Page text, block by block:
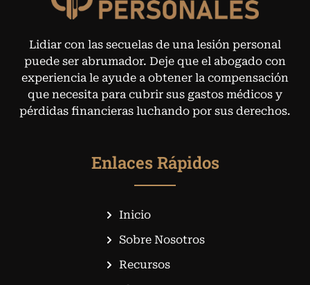
Lidiar con las secuelas de una lesión personal
puede ser abrumador. Deje que el abogado con
experiencia le ayude a obtener la compensación
que necesita para cubrir sus gastos médicos y
pérdidas financieras luchando por sus derechos.
Enlaces Rápidos
Inicio
Sobre Nosotros
Recursos